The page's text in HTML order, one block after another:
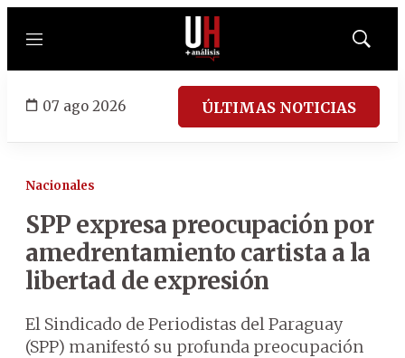
Menú
Mostrar
07 ago 2026 ÚLTIMAS NOTICIAS
Nacionales
SPP expresa preocupación por
amedrentamiento cartista a la
libertad de expresión
El Sindicado de Periodistas del Paraguay
(SPP) manifestó su profunda preocupación